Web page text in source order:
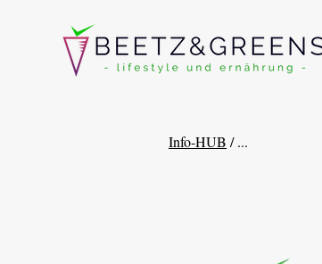
Info-HUB / ...